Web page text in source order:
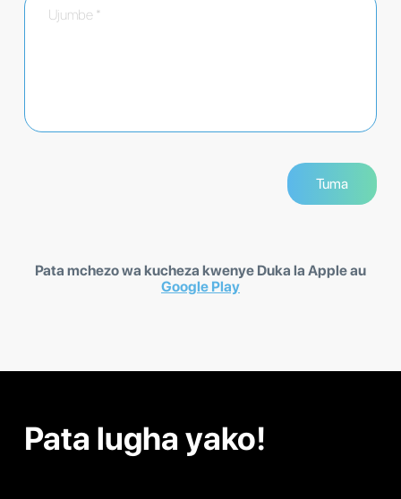
Pata mchezo wa kucheza kwenye Duka la Apple au
Google Play
Pata lugha yako!